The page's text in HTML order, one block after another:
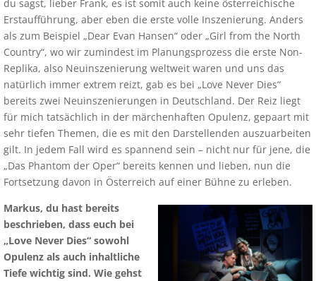
du sagst, lieber Frank, es ist somit auch keine österreichische
Erstaufführung, aber eben die erste volle Inszenierung. Anders
als zum Beispiel „Dear Evan Hansen“ oder „Girl from the North
Country“, wo wir zumindest im Planungsprozess die erste Non-
Replika, also Neuinszenierung weltweit waren und uns das
natürlich immer extrem reizt, gab es bei „Love Never Dies“
bereits zwei Neuinszenierungen in Deutschland. Der Reiz liegt
für mich tatsächlich in der märchenhaften Opulenz, gepaart mit
sehr tiefen Themen, die es mit den Darstellenden auszuarbeiten
gilt. In jedem Fall wird es spannend sein – nicht nur für jene, die
„Das Phantom der Oper“ bereits kennen und lieben, nun die
Fortsetzung davon in Österreich auf einer Bühne zu erleben.
Markus, du hast bereits
beschrieben, dass euch bei
„Love Never Dies“ sowohl
Opulenz als auch inhaltliche
Tiefe wichtig sind. Wie gehst